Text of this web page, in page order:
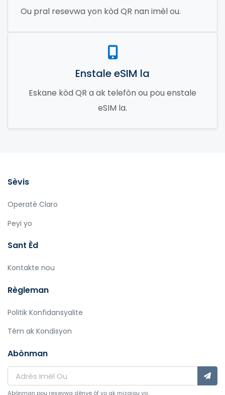
Ou pral resevwa yon kòd QR nan imèl ou.
Enstale eSIM la
Eskane kòd QR a ak telefòn ou pou enstale
eSIM la.
Sèvis
Operatè Claro
Peyi yo
Sant Èd
Kontakte nou
Règleman
Politik Konfidansyalite
Tèm ak Kondisyon
Abònman
Abònman pou resevwa dènye òf yo ak mizajou yo.